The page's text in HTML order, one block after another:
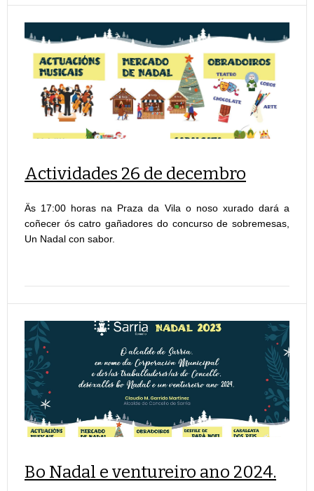
Actividades 26 de decembro
Äs 17:00 horas na Praza da Vila o noso xurado dará a
coñecer ós catro gañadores do concurso de sobremesas,
Un Nadal con sabor.
Bo Nadal e ventureiro ano 2024.